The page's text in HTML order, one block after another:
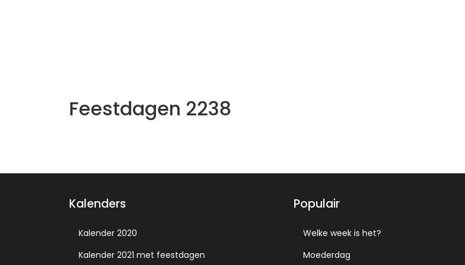
Feestdagen 2238
Kalenders
Kalender 2020
Kalender 2021 met feestdagen
Populair
Welke week is het?
Moederdag